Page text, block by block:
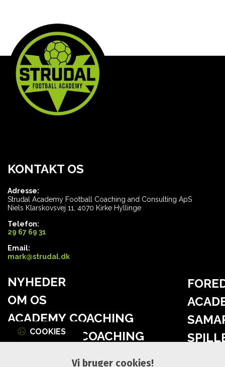
KONTAKT OS
Adresse:
Strudal Academy Football Coaching and Consulting ApS
Niels Klarskovsvej 11, 4070 Kirke Hyllinge
Telefon:
29 67 69 31
Email:
mark@strudal.dk
NYHEDER
OM OS
ACADEMY COACHING
PERSONLIG COACHING
COOKIES
Vi bruger cookies!